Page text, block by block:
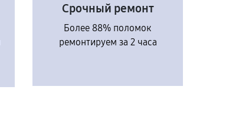
Срочный ремонт
Более 88% поломок
ремонтируем за 2 часа